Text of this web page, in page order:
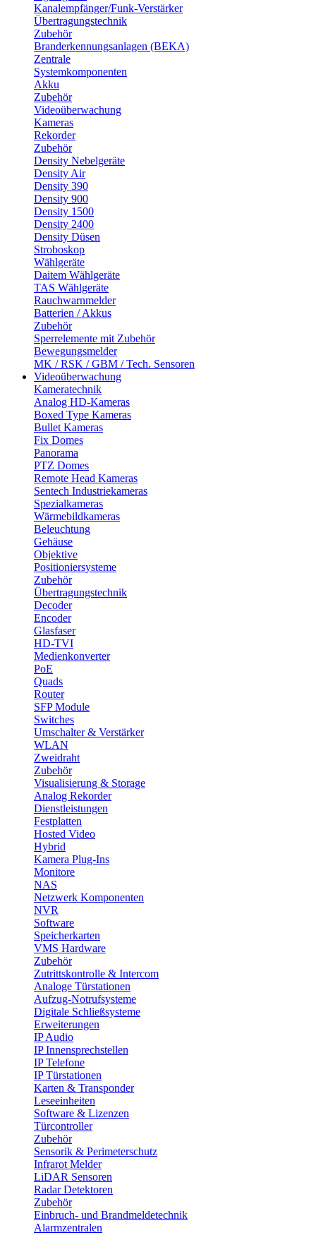
Kanalempfänger/Funk-Verstärker
Übertragungstechnik
Zubehör
Branderkennungsanlagen (BEKA)
Zentrale
Systemkomponenten
Akku
Zubehör
Videoüberwachung
Kameras
Rekorder
Zubehör
Density Nebelgeräte
Density Air
Density 390
Density 900
Density 1500
Density 2400
Density Düsen
Stroboskop
Wählgeräte
Daitem Wählgeräte
TAS Wählgeräte
Rauchwarnmelder
Batterien / Akkus
Zubehör
Sperrelemente mit Zubehör
Bewegungsmelder
MK / RSK / GBM / Tech. Sensoren
Videoüberwachung
Kameratechnik
Analog HD-Kameras
Boxed Type Kameras
Bullet Kameras
Fix Domes
Panorama
PTZ Domes
Remote Head Kameras
Sentech Industriekameras
Spezialkameras
Wärmebildkameras
Beleuchtung
Gehäuse
Objektive
Positioniersysteme
Zubehör
Übertragungstechnik
Decoder
Encoder
Glasfaser
HD-TVI
Medienkonverter
PoE
Quads
Router
SFP Module
Switches
Umschalter & Verstärker
WLAN
Zweidraht
Zubehör
Visualisierung & Storage
Analog Rekorder
Dienstleistungen
Festplatten
Hosted Video
Hybrid
Kamera Plug-Ins
Monitore
NAS
Netzwerk Komponenten
NVR
Software
Speicherkarten
VMS Hardware
Zubehör
Zutrittskontrolle & Intercom
Analoge Türstationen
Aufzug-Notrufsysteme
Digitale Schließsysteme
Erweiterungen
IP Audio
IP Innensprechstellen
IP Telefone
IP Türstationen
Karten & Transponder
Leseeinheiten
Software & Lizenzen
Türcontroller
Zubehör
Sensorik & Perimeterschutz
Infrarot Melder
LiDAR Sensoren
Radar Detektoren
Zubehör
Einbruch- und Brandmeldetechnik
Alarmzentralen